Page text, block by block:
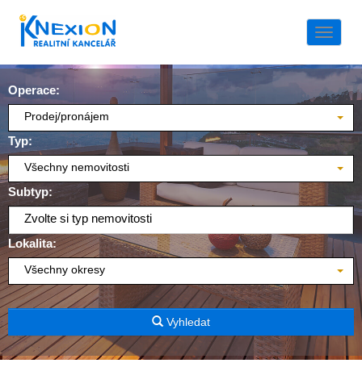
Operace:
Prodej/pronájem
Typ:
Všechny nemovitosti
Subtyp:
Zvolte si typ nemovitosti
Lokalita:
Všechny okresy
Vyhledat